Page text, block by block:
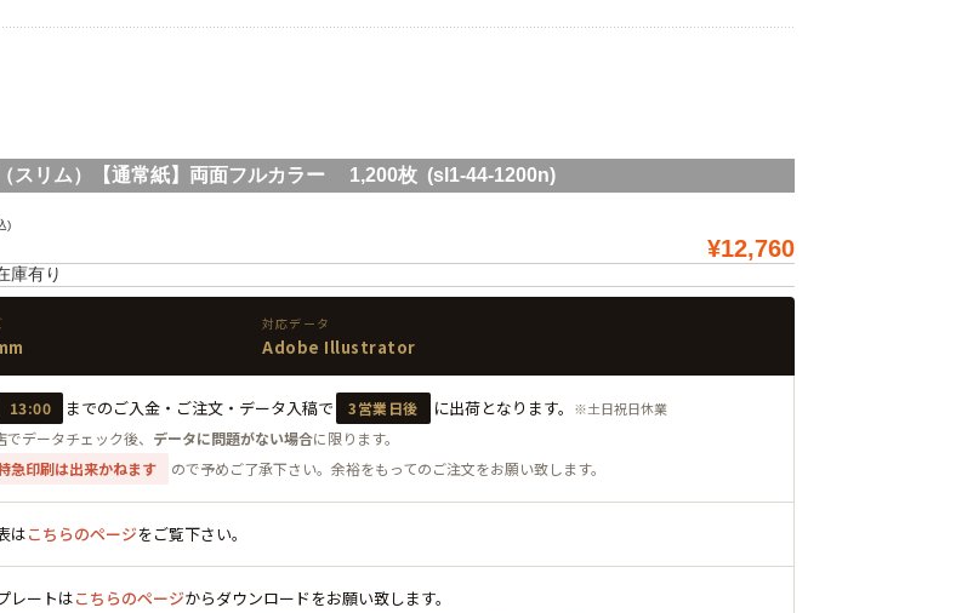
スリム）【通常紙】両面フルカラー 1,200枚 (sl1-44-1200n)
)
¥12,760
庫有り
対応データ
Adobe Illustrator
13:00 までのご入金・ご注文・データ入稿で 3営業日後 に出荷となります。 ※土日祝日休業
データチェック後、 データに問題がない場合に限ります。
急印刷は出来かねます
ので予めご了承下さい。余裕をもってのご注文をお願い致します。
はこちらのページをご覧下さい。
レートはこちらのページからダウンロードをお願い致します。